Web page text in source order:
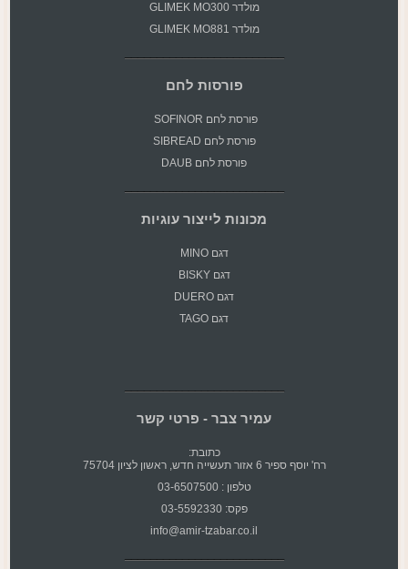
מולדר GLIMEK MO300
מולדר GLIMEK MO881
פורסות לחם
פורסת לחם SOFINOR
פורסת לחם SIBREAD
פורסת לחם DAUB
מכונות לייצור עוגיות
דגם MINO
דגם BISKY
דגם DUERO
דגם TAGO
עמיר צבר - פרטי קשר
כתובת:
רח' יוסף ספיר 6 אזור תעשייה חדש, ראשון לציון 75704
טלפון : 03-6507500
פקס: 03-5592330
info@amir-tzabar.co.il